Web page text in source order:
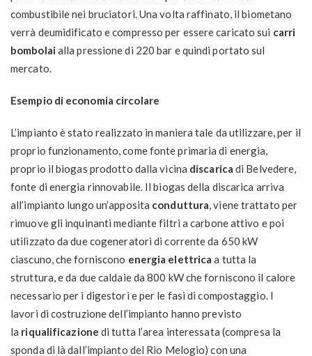
combustibile nei bruciatori. Una volta raffinato, il biometano
verrà deumidificato e compresso per essere caricato sui carri
bombolai alla pressione di 220 bar e quindi portato sul
mercato.
Esempio di economia circolare
L’impianto è stato realizzato in maniera tale da utilizzare, per il
proprio funzionamento, come fonte primaria di energia,
proprio il biogas prodotto dalla vicina discarica di Belvedere,
fonte di energia rinnovabile. Il biogas della discarica arriva
all’impianto lungo un’apposita conduttura , viene trattato per
rimuove gli inquinanti mediante filtri a carbone attivo e poi
utilizzato da due cogeneratori di corrente da 650 kW
ciascuno, che forniscono energia elettrica a tutta la
struttura, e da due caldaie da 800 kW che forniscono il calore
necessario per i digestori e per le fasi di compostaggio. I
lavori di costruzione dell’impianto hanno previsto
la riqualificazione di tutta l’area interessata (compresa la
sponda di là dall’impianto del Rio Melogio) con una